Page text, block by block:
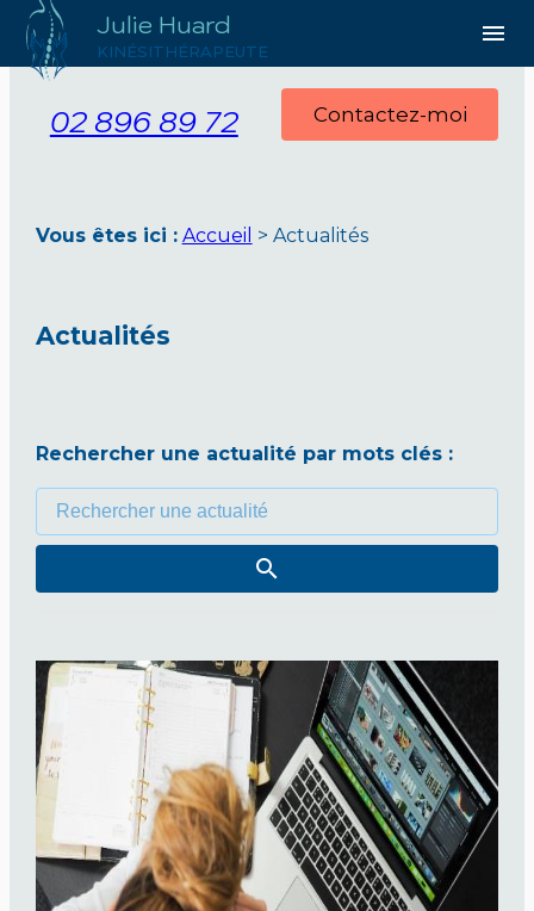
Julie Huard
KINÉSITHÉRAPEUTE
menu
02 896 89 72 Contactez-moi
Vous êtes ici : Accueil > Actualités
Actualités
Rechercher une actualité par mots clés :
Panneau de gestion des cookies